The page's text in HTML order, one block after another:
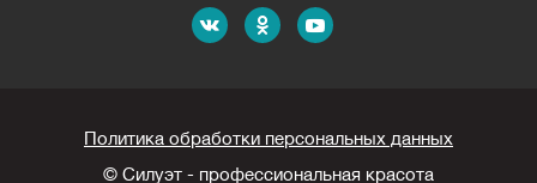
Политика обработки персональных данных
© Силуэт - профессиональная красота